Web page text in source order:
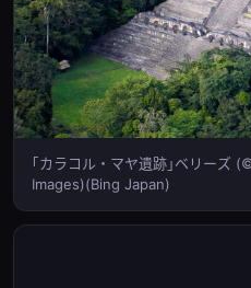
｢カラコル・マヤ遺跡｣ベリー
Images)(Bing Japan)